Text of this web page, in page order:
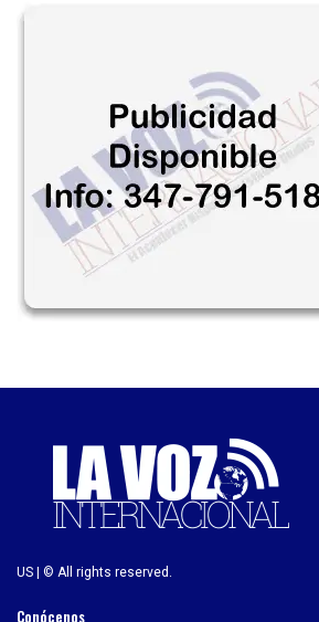
US | © All rights reserved.
Conócenos